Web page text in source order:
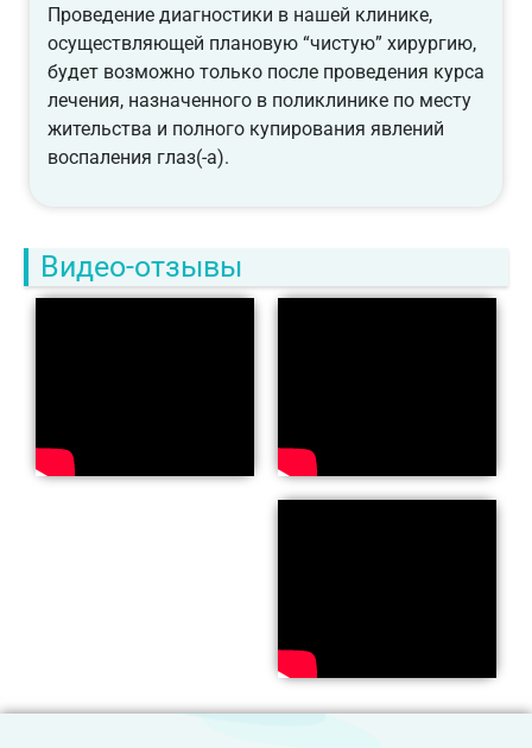
Проведение диагностики в нашей клинике,
осуществляющей плановую “чистую” хирургию,
будет возможно только после проведения курса
лечения, назначенного в поликлинике по месту
жительства и полного купирования явлений
воспаления глаз(-а).
Видео-отзывы